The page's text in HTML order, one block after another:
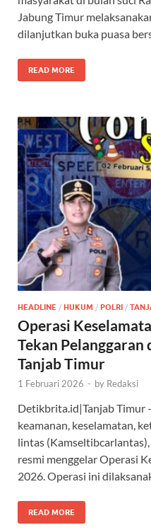
Jabung Timur
dilanjutkan buka puasa
READ MORE
HEADLINE / HUKUM / POLRI /
Operasi
Tekan Pelanggaran
Tanjab Timur
1 Februari 2026 - by Redaksi
Detikbrita.id|Tanjab Timur
keamanan, keselamatan,
lintas
resmi menggelar Operasi
2026. Operasi ini
READ MORE